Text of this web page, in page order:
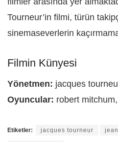
Tourneur’in filmi, türün
sinemaseverlerin
Filmin Künyesi
Yönetmen: jacques
Oyuncular: robert
Etiketler: jacques tourneur